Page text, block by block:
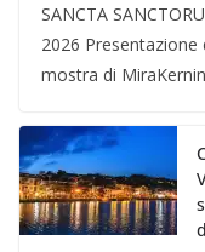
SANCTA
2026 Presentazione
mostra di